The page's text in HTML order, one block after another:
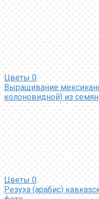
Цветы 0
Выращивание
колоновидной) из семян
Цветы 0
Резуха (арабис)